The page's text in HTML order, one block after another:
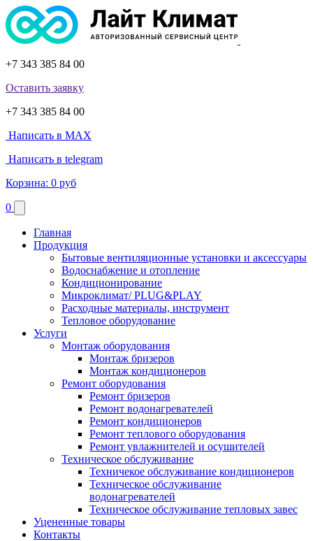
+7 343 385 84 00
Оставить заявку
+7 343 385 84 00
Написать в MAX
Написать в telegram
Корзина: 0 руб
0
Главная
Продукция
Бытовые вентиляционные установки и аксессуары
Водоснабжение и отопление
Кондиционирование
Микроклимат/ PLUG&PLAY
Расходные материалы, инструмент
Тепловое оборудование
Услуги
Монтаж оборудования
Монтаж бризеров
Монтаж кондиционеров
Ремонт оборудования
Ремонт бризеров
Ремонт водонагревателей
Ремонт кондиционеров
Ремонт теплового оборудования
Ремонт увлажнителей и осушителей
Техническое обслуживание
Техничекое обслуживание кондиционеров
Техническое обслуживание
водонагревателей
Техническое обслуживание тепловых завес
Уцененные товары
Контакты